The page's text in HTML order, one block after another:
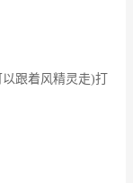
跟着风精灵走)打